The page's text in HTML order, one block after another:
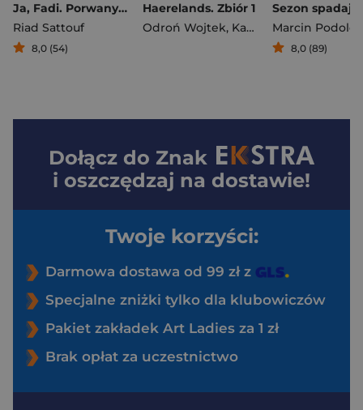
Ja, Fadi. Porwany brat
Riad Sattouf
8,0 (54)
Haerelands. Zbiór 1
Odroń Wojtek, Kaczmarczyk Jachu Marcin Podolec
8,0 (89)
Dołącz do Znak
i oszczędzaj na dostawie!
Twoje korzyści:
Darmowa dostawa od 99 zł z
Specjalne zniżki tylko dla klubowiczów
Pakiet zakładek Art Ladies za 1 zł
Brak opłat za uczestnictwo